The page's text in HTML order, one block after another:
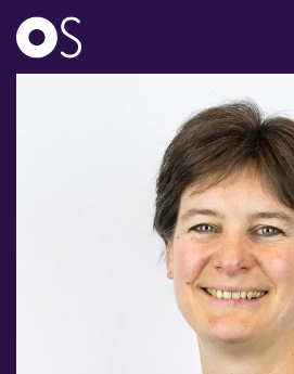
KONCERTER
MIXPAKKER
BØRN & UNGE
INFO
OM OS